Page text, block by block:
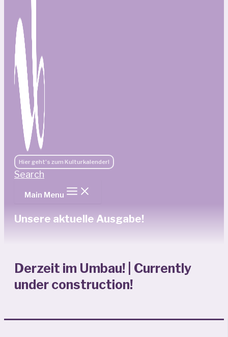
Hier geht's zum Kulturkalender!
Search
Main Menu
Unsere aktuelle Ausgabe!
Derzeit im Umbau! | Currently
under construction!